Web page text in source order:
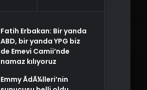
Fatih Erbakan: Bir yanda
ABD, bir yanda YPG biz
de Emevi Camii’nde
namaz kılıyoruz
Emmy ÃdÃ¼lleri’nin